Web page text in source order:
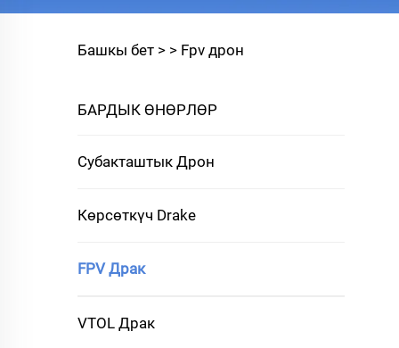
Башкы бет > > Fpv дрон
БАРДЫК ӨНӨРЛӨР
Субакташтык Дрон
Көрсөткүч Drake
FPV Драк
VTOL Драк